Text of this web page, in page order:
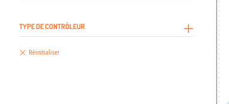
TYPE DE CONTRÔLEUR